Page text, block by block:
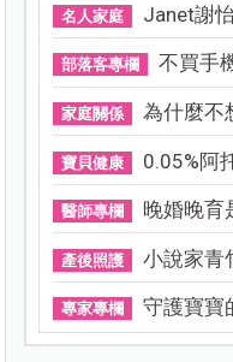
名人家庭 Janet謝怡
部落客專欄 不買手
家庭關係 為什麼不
寶貝健康 0.05%阿
醫師專欄 晚婚晚育
產後照護 小說家青
專家專欄 守護寶寶